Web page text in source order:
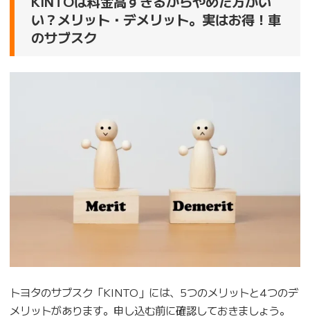
い？メリット・デメリット。実はお得！車
のサブスク
トヨタのサブスク「KINTO」には、5つのメリットと4つのデ
メリットがあります。申し込む前に確認しておきましょう。